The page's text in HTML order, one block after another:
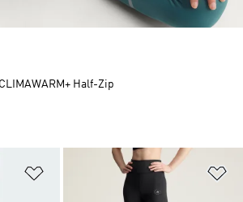
Dodaj do listy życzeń
Half-Zip